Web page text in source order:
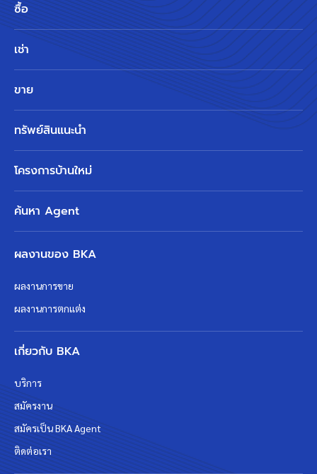
ซื้อ
เช่า
ขาย
ทรัพย์สินแนะนำ
โครงการบ้านใหม่
ค้นหา Agent
ผลงานของ BKA
ผลงานการขาย
ผลงานการตกแต่ง
เกี่ยวกับ BKA
บริการ
สมัครงาน
สมัครเป็น BKA Agent
ติดต่อเรา